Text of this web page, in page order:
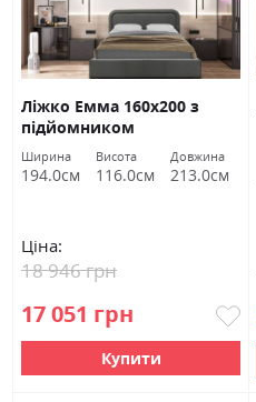
Ліжко Емма 160х200 з
підйомником
Ширина
194.0см
Висота
116.0см
Довжина
213.0см
Ціна:
17 051 грн
18 946 грн
Купити